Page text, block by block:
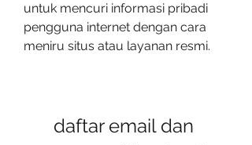
untuk mencuri informasi pribadi
pengguna internet dengan cara
meniru situs atau layanan resmi.
daftar email dan